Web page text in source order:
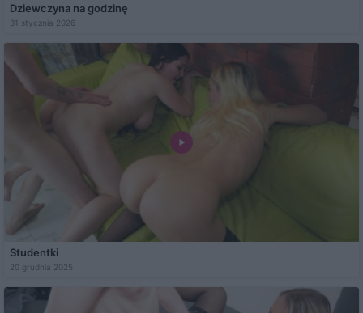
Dziewczyna na godzinę
31 stycznia 2026
Studentki
20 grudnia 2025